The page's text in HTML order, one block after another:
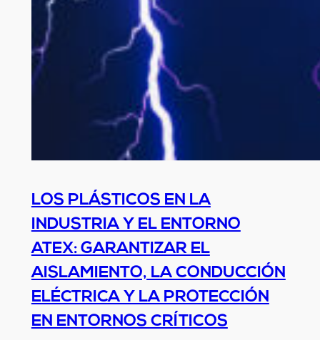
LOS PLÁSTICOS EN LA
INDUSTRIA Y EL ENTORNO
ATEX: GARANTIZAR EL
AISLAMIENTO, LA CONDUCCIÓN
ELÉCTRICA Y LA PROTECCIÓN
EN ENTORNOS CRÍTICOS